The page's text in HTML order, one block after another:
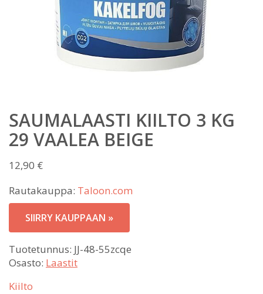
SAUMALAASTI KIILTO 3 KG
29 VAALEA BEIGE
12,90 €
Rautakauppa: Taloon.com
SIIRRY KAUPPAAN »
Tuotetunnus: JJ-48-55zcqe
Osasto: Laastit
Kiilto